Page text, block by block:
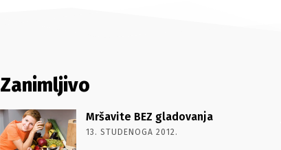
Zanimljivo
Mršavite BEZ gladovanja
13. STUDENOGA 2012.